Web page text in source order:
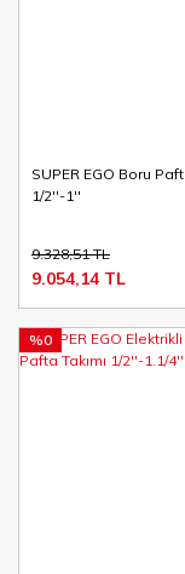
SUPER EGO Boru
1/2''-1''
9.328,51 TL
9.054,14 TL
%0